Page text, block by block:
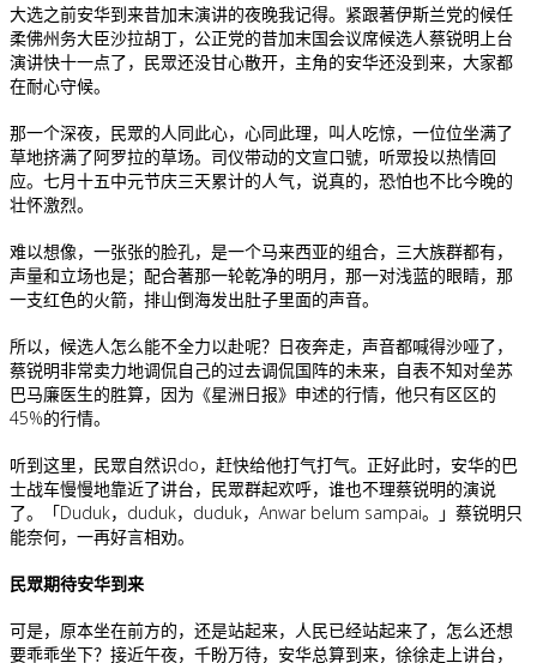
大选之前安华到来昔加末演讲的夜晚我记得。紧跟著伊斯兰党的候任
柔佛州务大臣沙拉胡丁，公正党的昔加末国会议席候选人蔡锐明上台
演讲快十一点了，民眾还没甘心散开，主角的安华还没到来，大家都
在耐心守候。
那一个深夜，民眾的人同此心，心同此理，叫人吃惊，一位位坐满了
草地挤满了阿罗拉的草场。司仪带动的文宣口號，听眾投以热情回
应。七月十五中元节庆三天累计的人气，说真的，恐怕也不比今晚的
壮怀激烈。
难以想像，一张张的脸孔，是一个马来西亚的组合，三大族群都有，
声量和立场也是；配合著那一轮乾净的明月，那一对浅蓝的眼睛，那
一支红色的火箭，排山倒海发出肚子里面的声音。
所以，候选人怎么能不全力以赴呢？日夜奔走，声音都喊得沙哑了，
蔡锐明非常卖力地调侃自己的过去调侃国阵的未来，自表不知对垒苏
巴马廉医生的胜算，因为《星洲日报》申述的行情，他只有区区的
45%的行情。
听到这里，民眾自然识do，赶快给他打气打气。正好此时，安华的巴
士战车慢慢地靠近了讲台，民眾群起欢呼，谁也不理蔡锐明的演说
了。「Duduk，duduk，duduk，Anwar belum sampai。」蔡锐明只
能奈何，一再好言相劝。
民眾期待安华到来
可是，原本坐在前方的，还是站起来，人民已经站起来了，怎么还想
要乖乖坐下？接近午夜，千盼万待，安华总算到来，徐徐走上讲台，